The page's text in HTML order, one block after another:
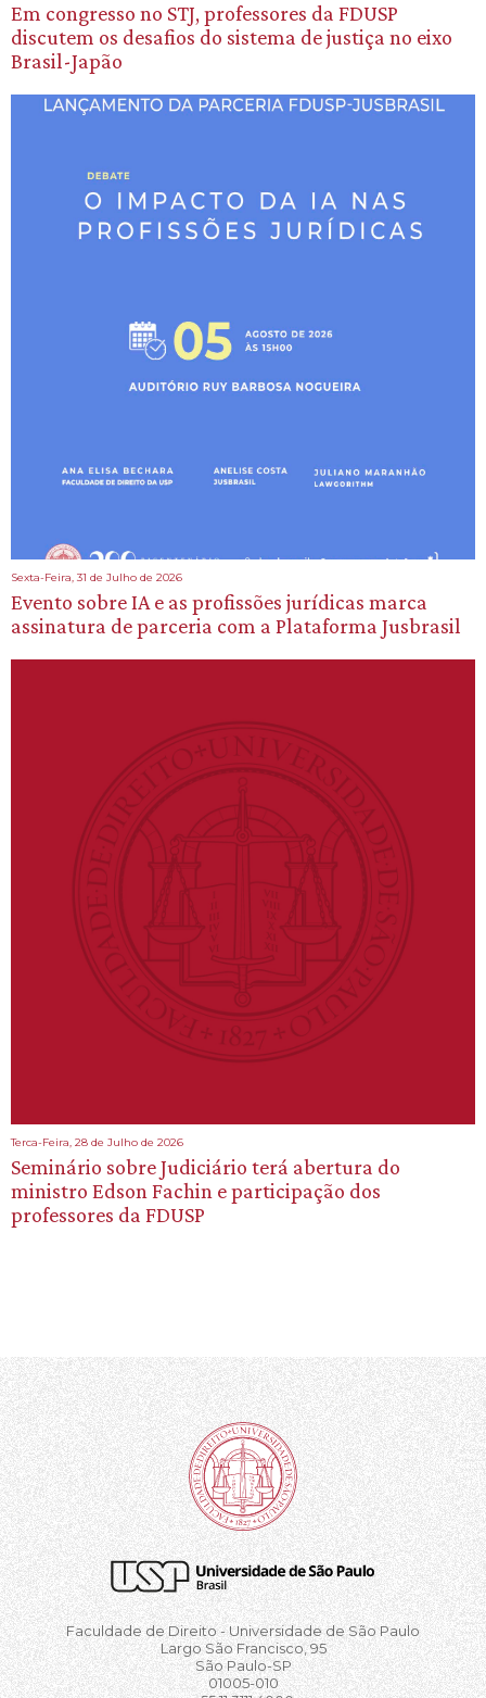
Em congresso no STJ, professores da FDUSP
discutem os desafios do sistema de justiça no eixo
Brasil-Japão
Sexta-Feira, 31 de Julho de 2026
Evento sobre IA e as profissões jurídicas marca
assinatura de parceria com a Plataforma Jusbrasil
Terca-Feira, 28 de Julho de 2026
Seminário sobre Judiciário terá abertura do
ministro Edson Fachin e participação dos
professores da FDUSP
Faculdade de Direito - Universidade de São Paulo
Largo São Francisco, 95
São Paulo-SP
01005-010